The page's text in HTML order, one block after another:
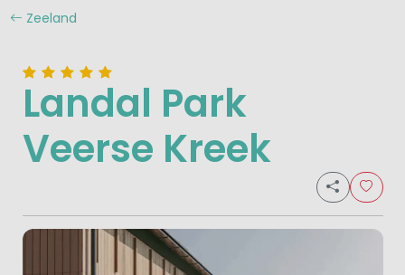
Zeeland
Landal Park
Veerse Kreek